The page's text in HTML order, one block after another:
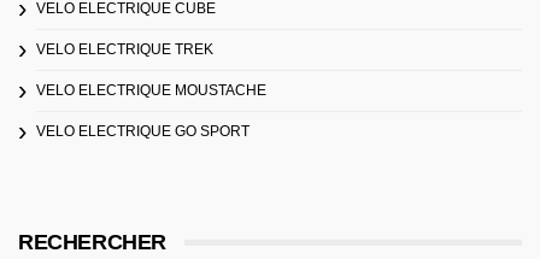
VELO ELECTRIQUE CUBE
VELO ELECTRIQUE TREK
VELO ELECTRIQUE MOUSTACHE
VELO ELECTRIQUE GO SPORT
RECHERCHER